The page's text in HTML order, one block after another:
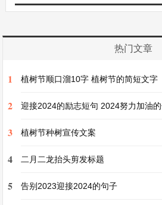
地上，看着蓝天白云，感受着
坐在一起，分享着美食，聊着
忘。
今天去科技馆参观，真是大开
热门文章
1 植树节顺口溜10字 植树节的简短文字
2 迎接2024的励志短句 2024努力加油
3 植树节种树宣传文案
4 二月二龙抬头剪发标题
5 告别2023迎接2024的句子